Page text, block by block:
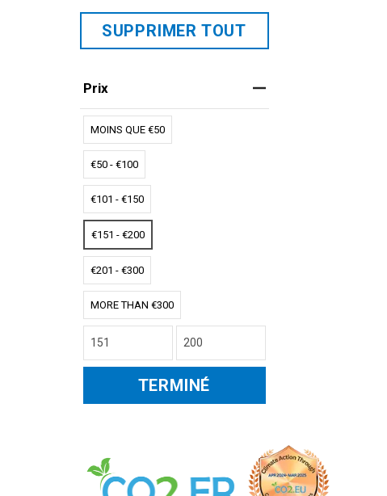
SUPPRIMER TOUT
Prix
MOINS QUE €50
€50 - €100
€101 - €150
€151 - €200
€201 - €300
MORE THAN €300
TERMINÉ